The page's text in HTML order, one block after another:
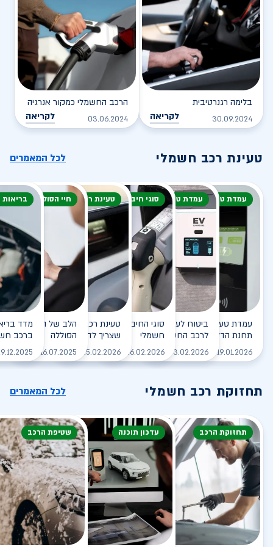
בלימה רגנרטיבית
30.09.2024 לקריאה
הרכב החשמלי כמקור אנרגיה
03.06.2024 לקריאה
טעינת רכב חשמלי לכל המאמרים
עמדת טעינה
עמדת טעינה - הסוף של
תחנת הדלק?
19.01.2026 לקריאה
עמדת טעינה
ביטוח לעמדת טעינה ביתית
לרכב החשמלי
03.02.2026 לקריאה
סוגי חיבור
סוגי החיבורים לטעינת רכב
חשמלי
26.02.2026 לקריאה
טעינת רכב חשמלי
טעינת רכב חשמלי - כל מה
שצריך לדעת
25.02.2026 לקריאה
חיי הסוללה
הלב של הרכב
הסוללה
16.07.2025
ברכב
תחזוקת רכב חשמלי לכל המאמרים
תחזוקת הרכב עדכון תוכנה שטיפת הרכב